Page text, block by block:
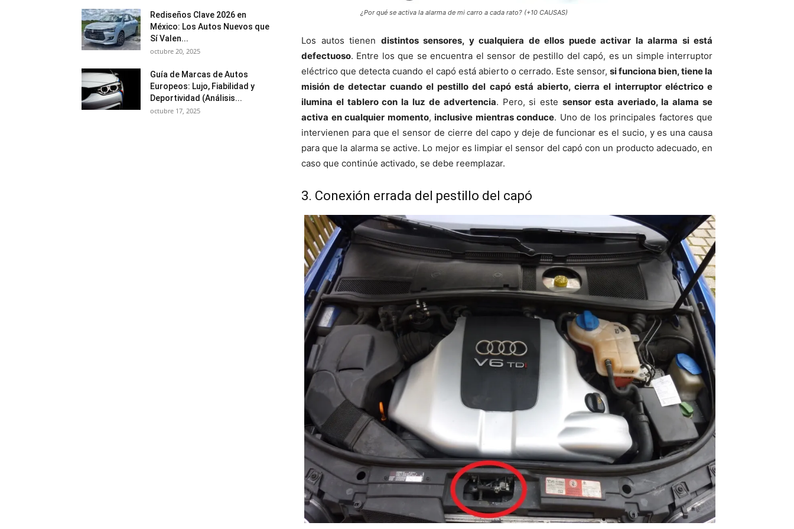
¿Por qué se activa la alarma de mi carro a cada rato? (+10 CAUSAS)
Los autos tienen distintos sensores, y cualquiera de ellos puede activar la alarma si está
defectuoso. Entre los que se encuentra el sensor de pestillo del capó, es un simple interruptor
eléctrico que detecta cuando el capó está abierto o cerrado. Este sensor, si funciona bien, tiene la
misión de detectar cuando el pestillo del capó está abierto, cierra el interruptor eléctrico e
ilumina el tablero con la luz de advertencia. Pero, si este sensor esta averiado, la alama se
activa en cualquier momento, inclusive mientras conduce. Uno de los principales factores que
intervienen para que el sensor de cierre del capo y deje de funcionar es el sucio, y es una causa
para que la alarma se active. Lo mejor es limpiar el sensor del capó con un producto adecuado, en
caso que continúe activado, se debe reemplazar.
3. Conexión errada del pestillo del capó
Rediseños Clave 2026 en
México: Los Autos Nuevos que
Sí Valen...
octubre 20, 2025
Guía de Marcas de Autos
Europeos: Lujo, Fiabilidad y
Deportividad (Análisis...
octubre 17, 2025